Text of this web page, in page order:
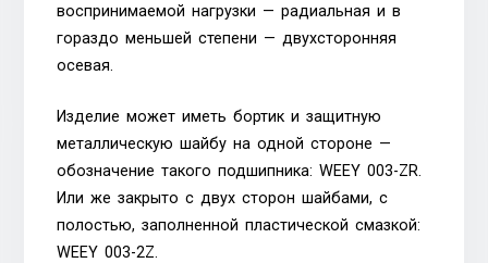
воспринимаемой нагрузки — радиальная и в
гораздо меньшей степени — двухсторонняя
осевая.
Изделие может иметь бортик и защитную
металлическую шайбу на одной стороне —
обозначение такого подшипника: WEEY 003-ZR.
Или же закрыто с двух сторон шайбами, с
полостью, заполненной пластической смазкой:
WEEY 003-2Z.